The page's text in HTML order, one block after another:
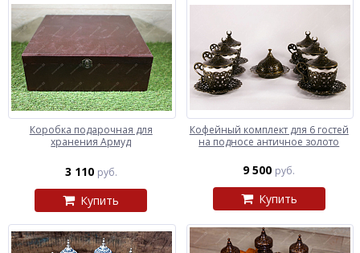
Коробка подарочная для
хранения Армуд
3 110 руб.
Купить
Кофейный комплект для 6 гостей
на подносе античное золото
9 500 руб.
Купить